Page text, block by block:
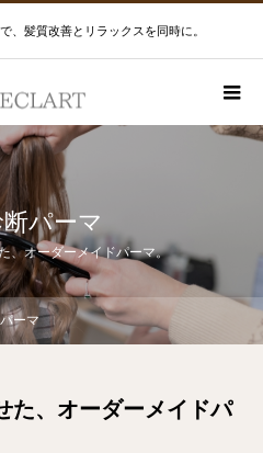
、髪質改善とリラックスを同時に。
パーマ
、オーダーメイドパーマ。
ーマ
た、オーダーメイドパ